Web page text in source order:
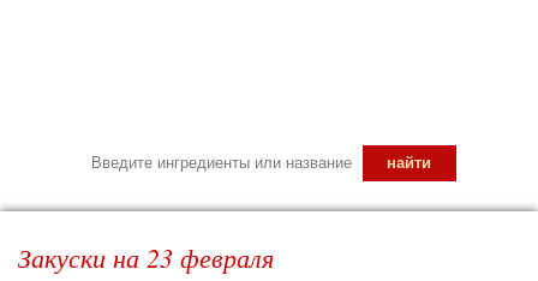
Закуски на 23 февраля